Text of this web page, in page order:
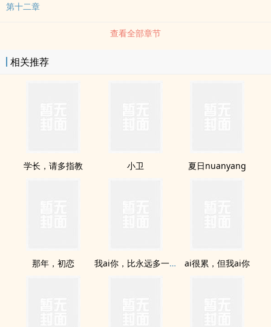
第十二章
查看全部章节
相关推荐
学长，请多指教 小卫 夏日nuanyang
那年，初恋 我ai你，比永远多一天 ai很累，但我ai你